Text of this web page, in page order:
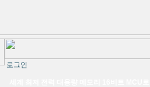
로그인